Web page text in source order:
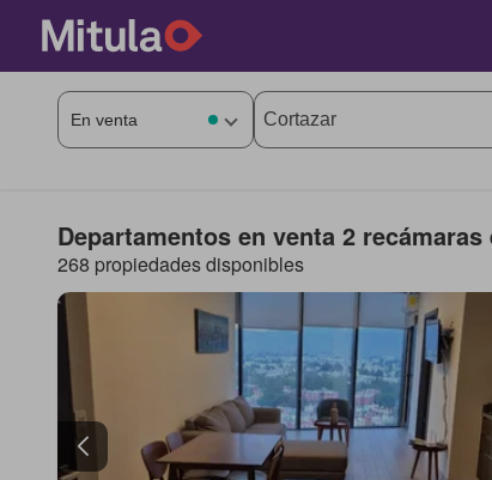
Departamentos en venta 2 recámaras
268 propiedades disponibles